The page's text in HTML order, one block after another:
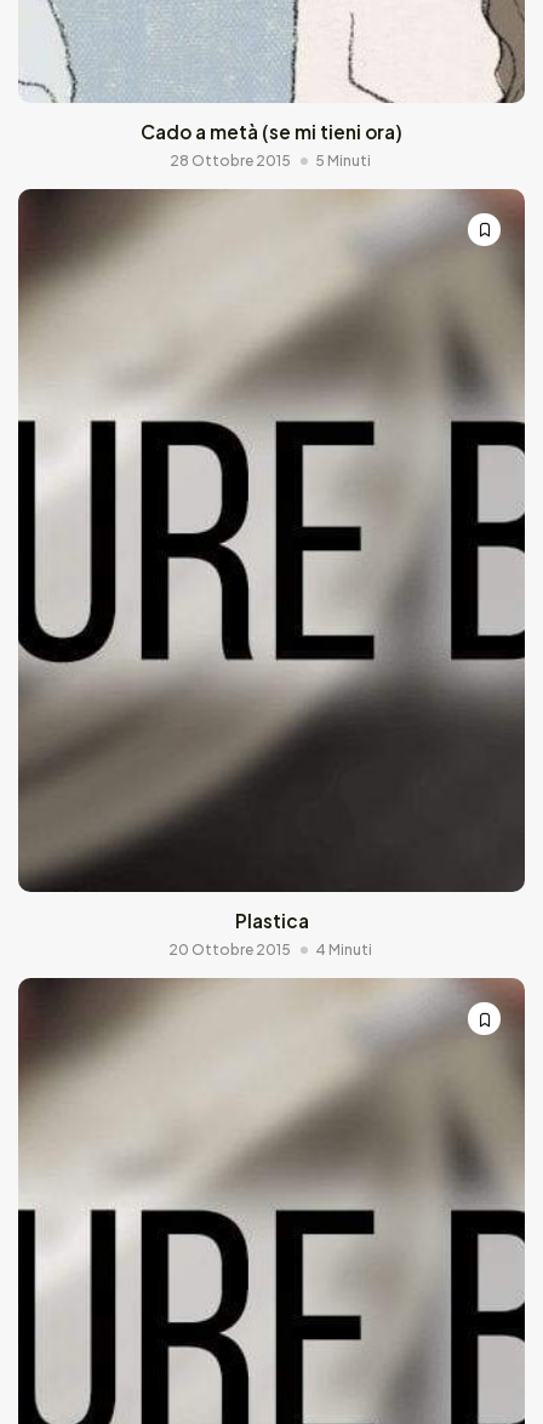
Cado a metà (se mi tieni ora)
28 Ottobre 2015 5 Minuti
Plastica
20 Ottobre 2015 4 Minuti